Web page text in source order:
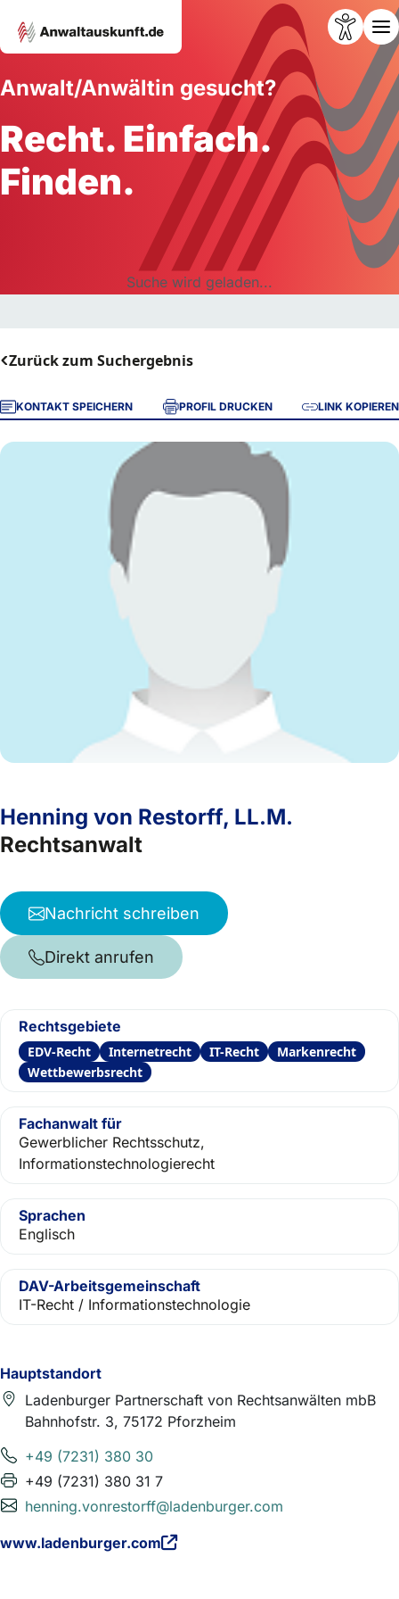
Anwalt/Anwältin gesucht?
Recht. Einfach.
Finden.
Suche wird geladen...
Zurück zum Suchergebnis
KONTAKT SPEICHERN PROFIL DRUCKEN LINK KOPIEREN
Hauptstandort
Ladenburger Partnerschaft von Rechtsanwälten mbB
Bahnhofstr. 3, 75172 Pforzheim
+49 (7231) 380 30
+49 (7231) 380 31 7
henning.vonrestorff@ladenburger.com
www.ladenburger.com
Henning von Restorff, LL.M.
Rechtsanwalt
Nachricht schreiben
Direkt anrufen
Rechtsgebiete
EDV-Recht Internetrecht IT-Recht
Markenrecht
Wettbewerbsrecht
Fachanwalt für
Gewerblicher Rechtsschutz,
Informationstechnologierecht
Sprachen
Englisch
DAV-Arbeitsgemeinschaft
IT-Recht / Informationstechnologie